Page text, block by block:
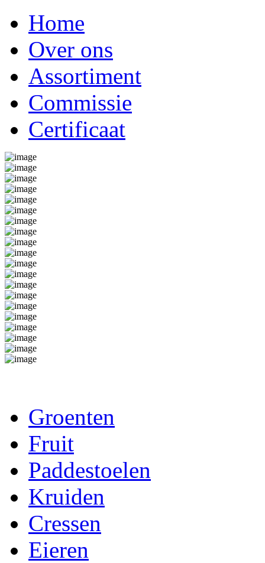
Home
Over ons
Assortiment
Commissie
Certificaat
Groenten
Fruit
Paddestoelen
Kruiden
Cressen
Eieren